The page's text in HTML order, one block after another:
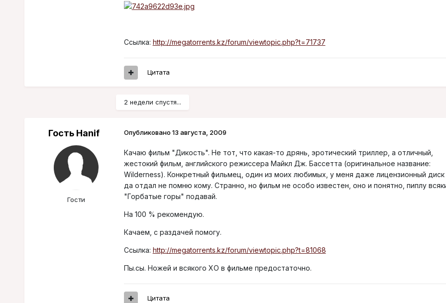
Ссылка: http://megatorrents.kz/forum/viewtopic.php?t=71737
Цитата
2 недели спустя...
Гость Hanif
Гости
Опубликовано 13 августа, 2009
Качаю фильм "Дикость". Не тот, что какая-то дрянь, эротический триллер, а отличный,
жестокий фильм, английского режиссера Майкл Дж. Бассетта (оригинальное название:
Wilderness). Конкретный фильмец, один из моих любимых, у меня даже лицензионный
да отдал не помню кому. Странно, но фильм не особо известен, оно и понятно, пиплу
"Горбатые горы" подавай.
На 100 % рекомендую.
Качаем, с раздачей помогу.
Ссылка: http://megatorrents.kz/forum/viewtopic.php?t=81068
Пы.сы. Ножей и всякого ХО в фильме предостаточно.
Цитата